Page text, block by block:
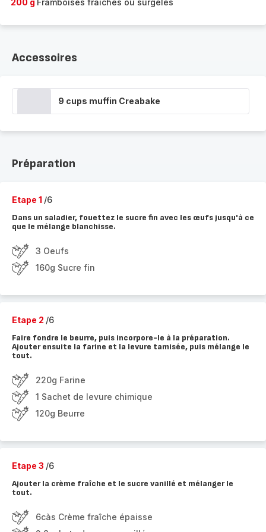
200 g Framboises fraiches ou surgelés
Accessoires
9 cups muffin Creabake
Préparation
Etape 1 /6
Dans un saladier, fouettez le sucre fin avec les œufs jusqu'à ce
que le mélange blanchisse.
3 Oeufs
160g Sucre fin
Etape 2 /6
Faire fondre le beurre, puis incorpore-le à la préparation.
Ajouter ensuite la farine et la levure tamisée, puis mélange le
tout.
220g Farine
1 Sachet de levure chimique
120g Beurre
Etape 3 /6
Ajouter la crème fraîche et le sucre vanillé et mélanger le
tout.
6càs Crème fraîche épaisse